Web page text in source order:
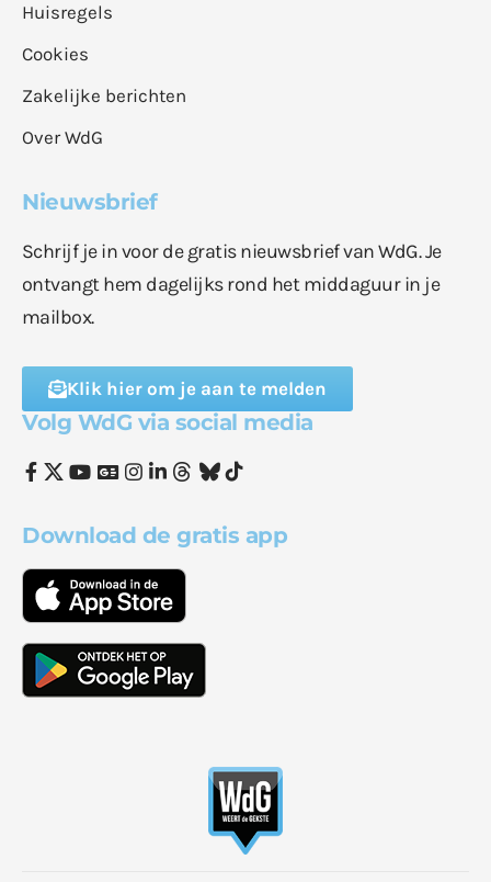
Huisregels
Cookies
Zakelijke berichten
Over WdG
Nieuwsbrief
Schrijf je in voor de gratis nieuwsbrief van WdG. Je
ontvangt hem dagelijks rond het middaguur in je
mailbox.
Klik hier om je aan te melden
Volg WdG via social media
Download de gratis app